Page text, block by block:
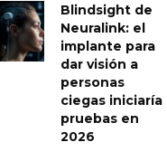
Blindsight de
Neuralink: el
implante para
dar visión a
personas
ciegas iniciaría
pruebas en
2026